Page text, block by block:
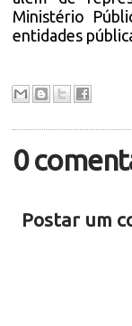
Ministério
entidades
0
Postar um